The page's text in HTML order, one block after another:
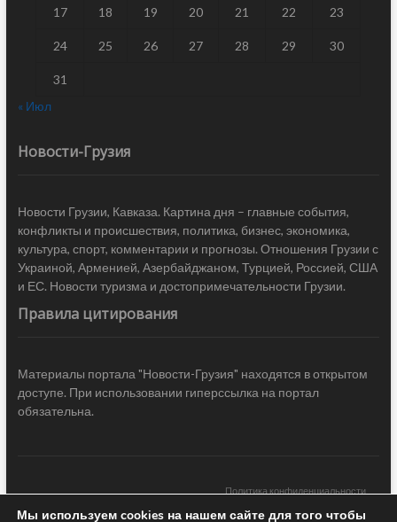
17 18 19 20 21 22 23
24 25 26 27 28 29 30
31
« Июл
Новости-Грузия
Новости Грузии, Кавказа. Картина дня – главные события,
конфликты и происшествия, политика, бизнес, экономика,
культура, спорт, комментарии и прогнозы. Отношения Грузии с
Украиной, Арменией, Азербайджаном, Турцией, Россией, США
и ЕС. Новости туризма и достопримечательности Грузии.
Правила цитирования
Материалы портала "Новости-Грузия" находятся в открытом
доступе. При использовании гиперссылка на портал
обязательна.
Политика конфиденциальности
Мы используем cookies на нашем сайте для того чтобы